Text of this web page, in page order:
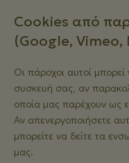
Cookies από
(Google,
Οι πάροχοι αυτοί
συσκευή σας, αν
οποία μας παρέχουν ως
Αν απενεργοποιήσετε
μπορείτε να δείτε τα
μας.